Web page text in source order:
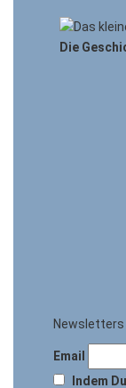
Die
Newsletters
Email
Indem